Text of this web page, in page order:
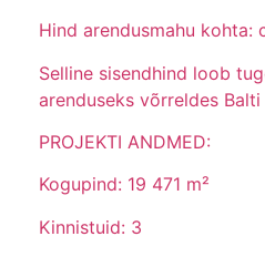
Hind arendusmahu kohta:
Selline sisendhind loob
arenduseks võrreldes
PROJEKTI ANDMED:
Kogupind: 19 471 m²
Kinnistuid: 3